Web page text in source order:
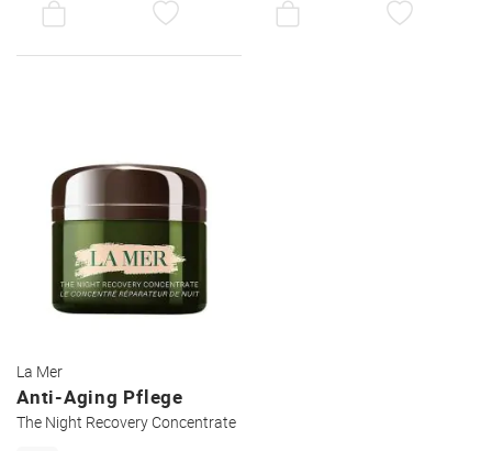
La Mer
Anti-Aging Pflege
The Night Recovery Concentrate